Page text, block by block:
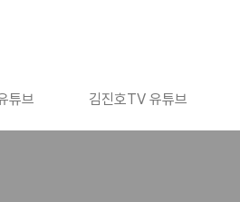
튜브 김진호TV 유튜브